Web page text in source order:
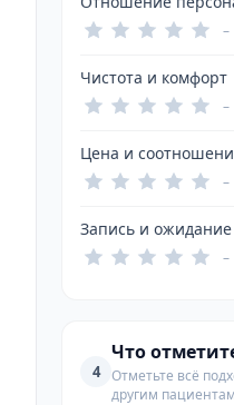
–
Чистота и комфорт
–
Цена и
–
Запись и ожидание
–
4
Что
Отметьте всё
другим пациентам